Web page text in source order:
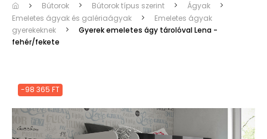
Bútorok Bútorok típus szerint
Ágyak
Emeletes ágyak és galériaágyak
Emeletes ágyak
gyerekeknek
Gyerek emeletes ágy tárolóval Lena -
fehér/fekete
-98 365 FT